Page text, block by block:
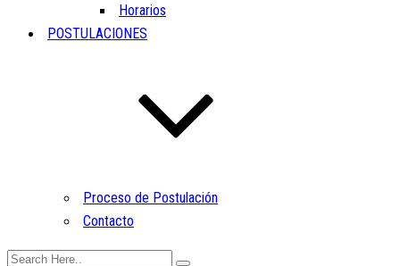
Horarios
POSTULACIONES
Proceso de Postulación
Contacto